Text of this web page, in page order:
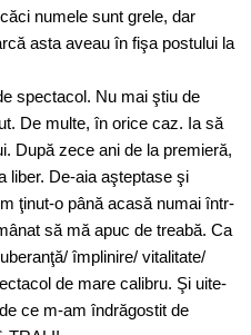
numele sunt grele, dar
asta aveau în fişa postului la
spectacol. Nu mai ştiu de
De multe, în orice caz. Ia să
După zece ani de la premieră,
liber. De-aia aşteptase şi
ţinut-o până acasă numai într-
să mă apuc de treabă. Ca
împlinire/ vitalitate/
de mare calibru. Şi uite-
ce m-am îndrăgostit de